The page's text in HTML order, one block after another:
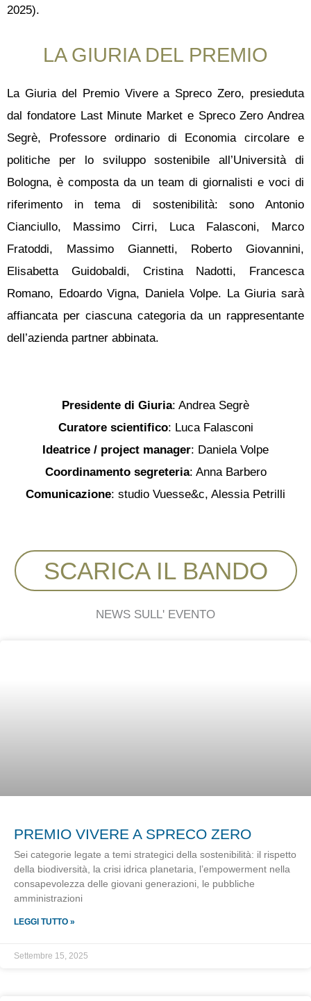
2025).
LA GIURIA DEL PREMIO
La Giuria del Premio Vivere a Spreco Zero, presieduta
dal fondatore Last Minute Market e Spreco Zero Andrea
Segrè, Professore ordinario di Economia circolare e
politiche per lo sviluppo sostenibile all’Università di
Bologna, è composta da un team di giornalisti e voci di
riferimento in tema di sostenibilità: sono Antonio
Cianciullo, Massimo Cirri, Luca Falasconi, Marco
Fratoddi, Massimo Giannetti, Roberto Giovannini,
Elisabetta Guidobaldi, Cristina Nadotti, Francesca
Romano, Edoardo Vigna, Daniela Volpe. La Giuria sarà
affiancata per ciascuna categoria da un rappresentante
dell’azienda partner abbinata.
Presidente di Giuria: Andrea Segrè
Curatore scientifico: Luca Falasconi
Ideatrice / project manager: Daniela Volpe
Coordinamento segreteria: Anna Barbero
Comunicazione: studio Vuesse&c, Alessia Petrilli
SCARICA IL BANDO
NEWS SULL' EVENTO
PREMIO VIVERE A SPRECO ZERO
Sei categorie legate a temi strategici della sostenibilità: il rispetto
della biodiversità, la crisi idrica planetaria, l’empowerment nella
consapevolezza delle giovani generazioni, le pubbliche
amministrazioni
LEGGI TUTTO »
Settembre 15, 2025